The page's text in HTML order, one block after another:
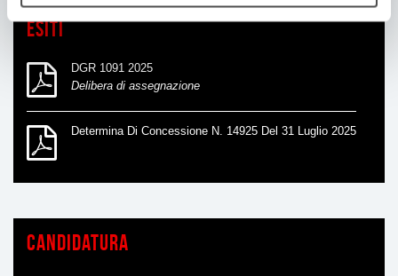
Esiti
DGR 1091 2025
Delibera di assegnazione
Determina Di Concessione N. 14925 Del 31 Luglio 2025
Candidatura